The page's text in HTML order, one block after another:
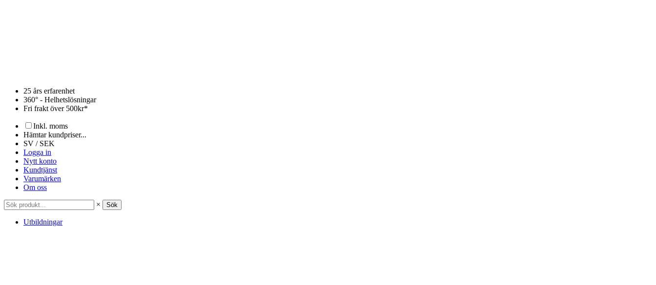
25 års erfarenhet
360° - Helhetslösningar
Fri frakt över 500kr*
Inkl. moms
Hämtar kundpriser...
SV / SEK
Logga in
Nytt konto
Kundtjänst
Varumärken
Om oss
× Sök
Utbildningar